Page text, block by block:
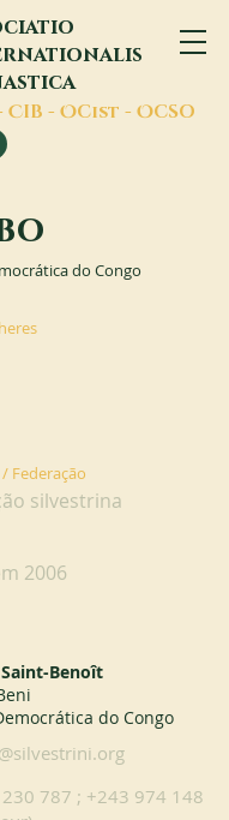
CIB - OCist - OCSO
do Congo
Federação
silvestrina
2006
Benoît
do Congo
787 ; +243 974 148